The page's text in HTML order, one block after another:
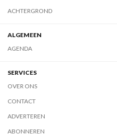
ACHTERGROND
ALGEMEEN
AGENDA
SERVICES
OVER ONS
CONTACT
ADVERTEREN
ABONNEREN